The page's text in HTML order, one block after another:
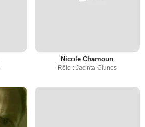
Nicole Chamoun
Rôle : Jacinta Clunes